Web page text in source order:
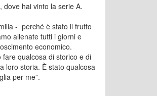
dove hai vinto la serie A.
- perché è stato il frutto
allenate tutti i giorni e
economico.
qualcosa di storico e di
loro storia. È stato qualcosa
per me”.